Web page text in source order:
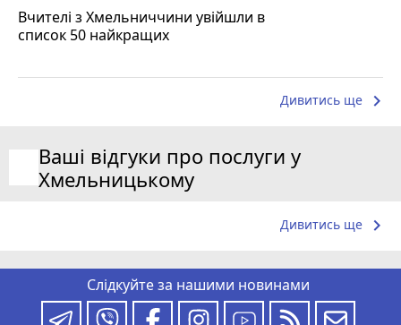
Вчителі з Хмельниччини увійшли в
список 50 найкращих
Дивитись ще keyboard_arrow_right
Ваші відгуки про послуги у
Хмельницькому
Дивитись ще keyboard_arrow_right
Слідкуйте за нашими новинами